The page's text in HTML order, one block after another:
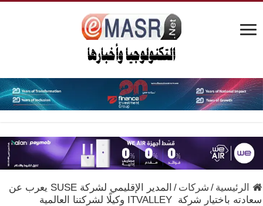
الرئيسية / شركات /
المدير الإقليمي لشركة SUSE يعرب عن
سعادته باختيار شركة ITVALLEY وكيلًا لشركتنا العالمية